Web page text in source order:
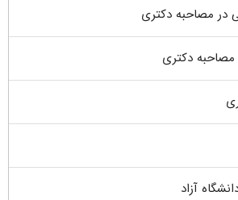
در مصاحبه دکتری
مصاحبه دکتری
آزاد